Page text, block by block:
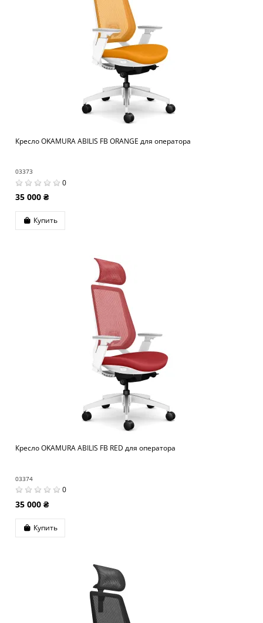
Кресло OKAMURA ABILIS FB ORANGE для оператора
03373
0
35 000 ₴
Купить
Кресло OKAMURA ABILIS FB RED для оператора
03374
0
35 000 ₴
Купить